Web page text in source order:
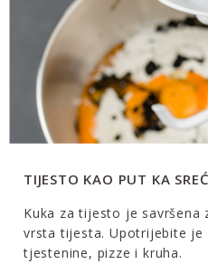
TIJESTO KAO PUT KA
Kuka za tijesto je savršena
vrsta tijesta. Upotrijebite je
tjestenine, pizze i kruha.